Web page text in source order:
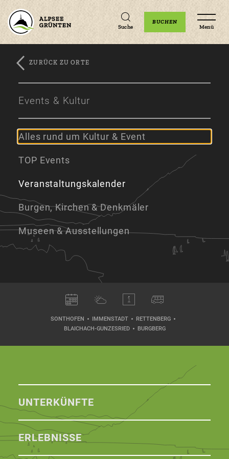
Zum
Zur
Zum
Suche
BUCHEN
Menü
ZURÜCK ZU ORTE
Events & Kultur
Alles rund um Kultur & Event
TOP Events
Veranstaltungskalender
Burgen, Kirchen & Denkmäler
Museen & Ausstellungen
SONTHOFEN IMMENSTADT
RETTENBERG
BLAICHACH-GUNZESRIED
BURGBERG
UNTERKÜNFTE
ERLEBNISSE
Unterkünfte Veranstaltungen